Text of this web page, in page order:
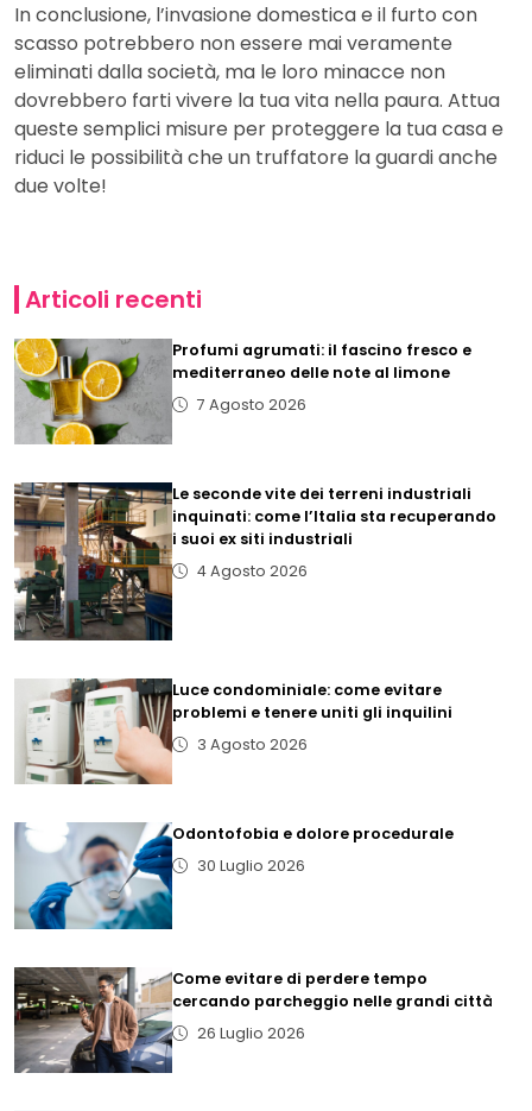
In conclusione, l’invasione domestica e il furto con
scasso potrebbero non essere mai veramente
eliminati dalla società, ma le loro minacce non
dovrebbero farti vivere la tua vita nella paura. Attua
queste semplici misure per proteggere la tua casa e
riduci le possibilità che un truffatore la guardi anche
due volte!
Articoli recenti
Profumi agrumati: il fascino fresco e
mediterraneo delle note al limone
7 Agosto 2026
Le seconde vite dei terreni industriali
inquinati: come l’Italia sta recuperando
i suoi ex siti industriali
4 Agosto 2026
Luce condominiale: come evitare
problemi e tenere uniti gli inquilini
3 Agosto 2026
Odontofobia e dolore procedurale
30 Luglio 2026
Come evitare di perdere tempo
cercando parcheggio nelle grandi città
26 Luglio 2026